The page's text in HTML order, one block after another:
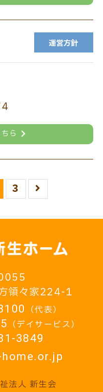
運営方針
ら
3
領々家224-1
（代表）
（デイサービス）
3849
法人 新生会